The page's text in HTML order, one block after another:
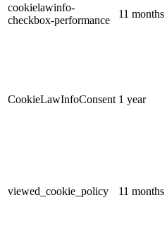
cookielawinfo-
checkbox-performance
11 months
CookieLawInfoConsent 1 year
viewed_cookie_policy 11 months